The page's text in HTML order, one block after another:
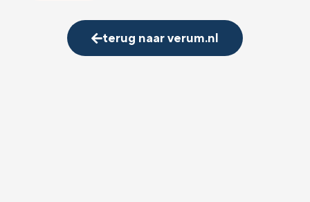
terug naar verum.nl